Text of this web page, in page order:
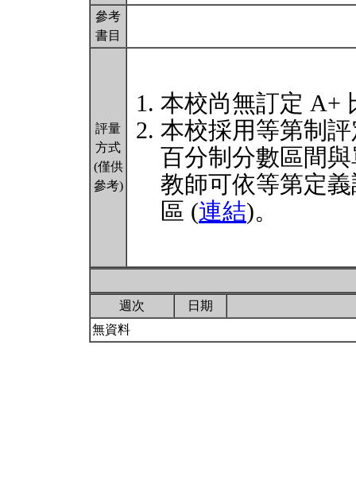
參考
書目
評量
方式
(僅供
參考)
本校尚無訂定 A+
本校採用等第制
百分制分數區間
教師可依等第定
區 (連結)。
週次
日期
無資料